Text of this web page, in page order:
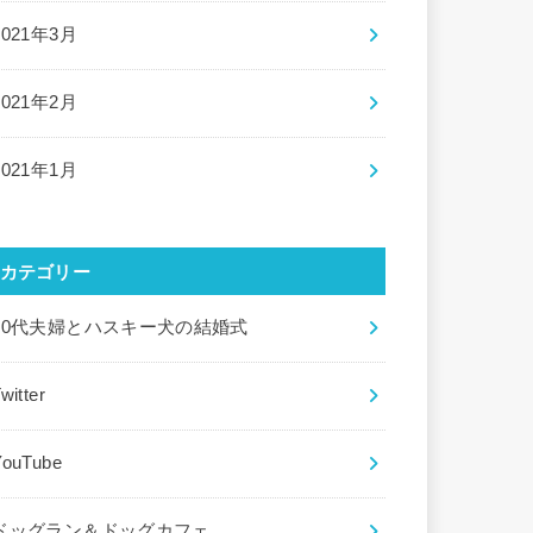
年3月
年2月
年1月
カテゴリー
代夫婦とハスキー犬の結婚式